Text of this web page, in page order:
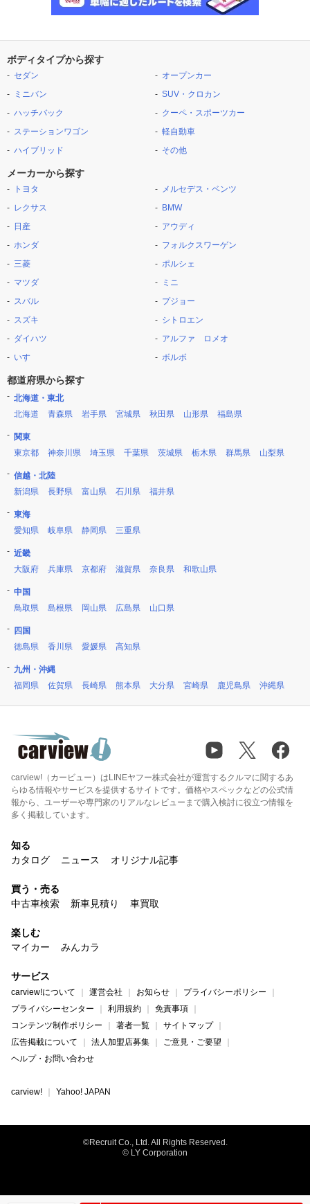
ボディタイプから探す
セダン
ミニバン
ハッチバック
ステーションワゴン
ハイブリッド
オープンカー
SUV・クロカン
クーペ・スポーツカー
軽自動車
その他
メーカーから探す
トヨタ
レクサス
日産
ホンダ
三菱
マツダ
スバル
スズキ
ダイハツ
いすゞ
メルセデス・ベンツ
BMW
アウディ
フォルクスワーゲン
ポルシェ
ミニ
プジョー
シトロエン
アルファ ロメオ
ボルボ
都道府県から探す
北海道・東北
北海道
青森県 岩手県 宮城県 秋田県 山形県 福島県
関東
東京都
神奈川県 埼玉県 千葉県 茨城県 栃木県 群馬県 山梨県
信越・北陸
新潟県
長野県 富山県 石川県 福井県
東海
愛知県
岐阜県 静岡県 三重県
近畿
大阪府
兵庫県 京都府 滋賀県 奈良県 和歌山県
中国
鳥取県
島根県 岡山県 広島県 山口県
四国
徳島県
香川県 愛媛県 高知県
九州・沖縄
福岡県
佐賀県 長崎県 熊本県 大分県 宮崎県 鹿児島県 沖縄県
carview!（カービュー）はLINEヤフー株式会社が運営するクルマに関するあ
らゆる情報やサービスを提供するサイトです。価格やスペックなどの公式情
報から、ユーザーや専門家のリアルなレビューまで購入検討に役立つ情報を
多く掲載しています。
知る
カタログ
ニュース オリジナル記事
買う・売る
中古車検索
新車見積り 車買取
楽しむ
マイカー
みんカラ
サービス
carview!について 運営会社 お知らせ
プライバシーポリシー
プライバシーセンター
利用規約
免責事項
コンテンツ制作ポリシー
著者一覧
サイトマップ
広告掲載について
法人加盟店募集
ご意見・ご要望
ヘルプ・お問い合わせ
carview! Yahoo! JAPAN
©Recruit Co., Ltd. All Rights Reserved.
© LY Corporation